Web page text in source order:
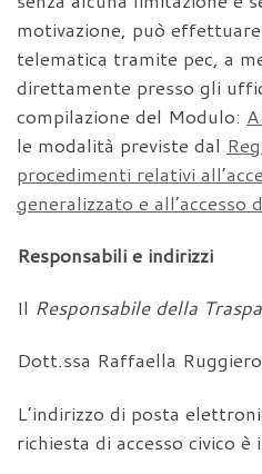
motivazione, può
telematica tramite pec, a
direttamente presso gli
compilazione del Modulo:
le modalità previste dal
procedimenti relativi
generalizzato e all’accesso
Responsabili e indirizzi
Il Responsabile della
Dott.ssa Raffaella Ruggiero
L’indirizzo di posta
richiesta di accesso civico è